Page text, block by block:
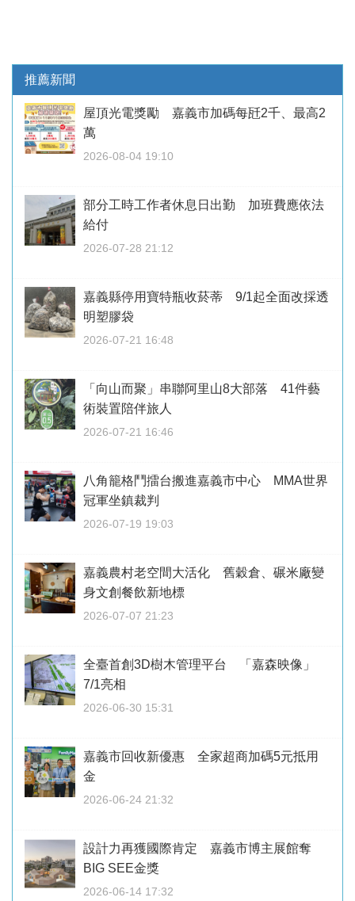
推薦新聞
屋頂光電獎勵 嘉義市加碼每瓩2千、最高2
萬
2026-08-04 19:10
部分工時工作者休息日出勤 加班費應依法
給付
2026-07-28 21:12
嘉義縣停用寶特瓶收菸蒂 9/1起全面改採透
明塑膠袋
2026-07-21 16:48
「向山而聚」串聯阿里山8大部落 41件藝
術裝置陪伴旅人
2026-07-21 16:46
八角籠格鬥擂台搬進嘉義市中心 MMA世界
冠軍坐鎮裁判
2026-07-19 19:03
嘉義農村老空間大活化 舊穀倉、碾米廠變
身文創餐飲新地標
2026-07-07 21:23
全臺首創3D樹木管理平台 「嘉森映像」
7/1亮相
2026-06-30 15:31
嘉義市回收新優惠 全家超商加碼5元抵用
金
2026-06-24 21:32
設計力再獲國際肯定 嘉義市博主展館奪
BIG SEE金獎
2026-06-14 17:32